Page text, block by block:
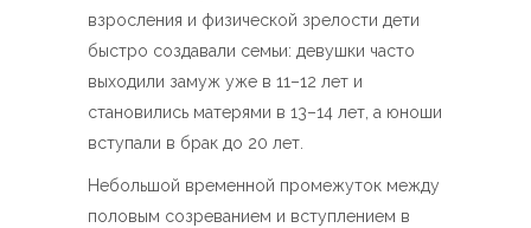
взросления и физической зрелости дети
быстро создавали семьи: девушки часто
выходили замуж уже в 11–12 лет и
становились матерями в 13–14 лет, а юноши
вступали в брак до 20 лет.
Небольшой временной промежуток между
половым созреванием и вступлением в